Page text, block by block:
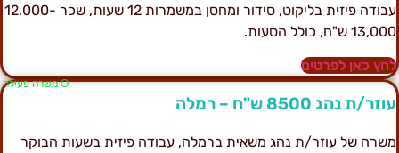
עבודה פיזית בליקוט, סידור ומחסן במשמרות 12 שעות, שכר 12,000-
ש"ח, כולל הסעות.
כאן לפרטים
Ο משרה פעילה
ת נהג 8500 ש"ח – רמלה
של עוזר/ת נהג משאית ברמלה, עבודה פיזית בשעות הבוקר